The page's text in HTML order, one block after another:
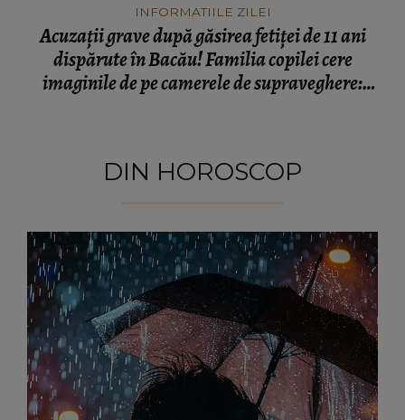
INFORMATIILE ZILEI
Acuzații grave după găsirea fetiței de 11 ani
dispărute în Bacău! Familia copilei cere
imaginile de pe camerele de supraveghere:
DIN HOROSCOP